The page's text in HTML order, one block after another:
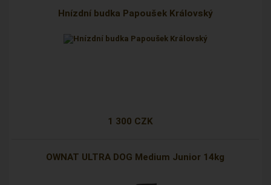
Hnízdní budka Papoušek Královský
1 300 CZK
OWNAT ULTRA DOG Medium Junior 14kg